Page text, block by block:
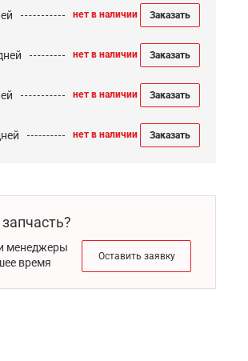
нет в наличии Заказать
нет в наличии Заказать
нет в наличии Заказать
нет в наличии Заказать
менеджеры
время
Оставить заявку